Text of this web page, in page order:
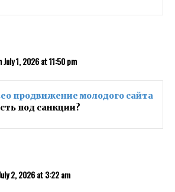
July 1, 2026 at 11:50 pm
продвижение молодого сайта
под санкции?
2, 2026 at 3:22 am